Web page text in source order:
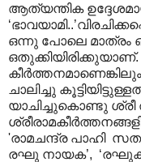
ആത്യന്തിക
ഒന്നു പോലെ മാത്രം
ചാലിച്ചു
യാചിച്ചുകൊണ്ടു ശ്രീ
'രാമചന്ദ്ര പാഹി
രഘു നായക’,